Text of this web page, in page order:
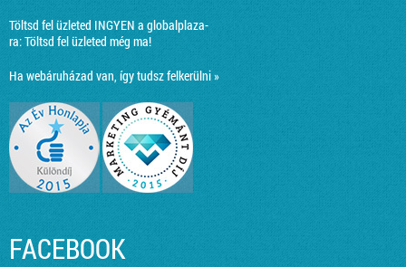
Töltsd fel üzleted INGYEN a globalplaza-
ra:Töltsd fel üzleted még ma!
Ha webáruházad van, így tudsz felkerülni »
FACEBOOK